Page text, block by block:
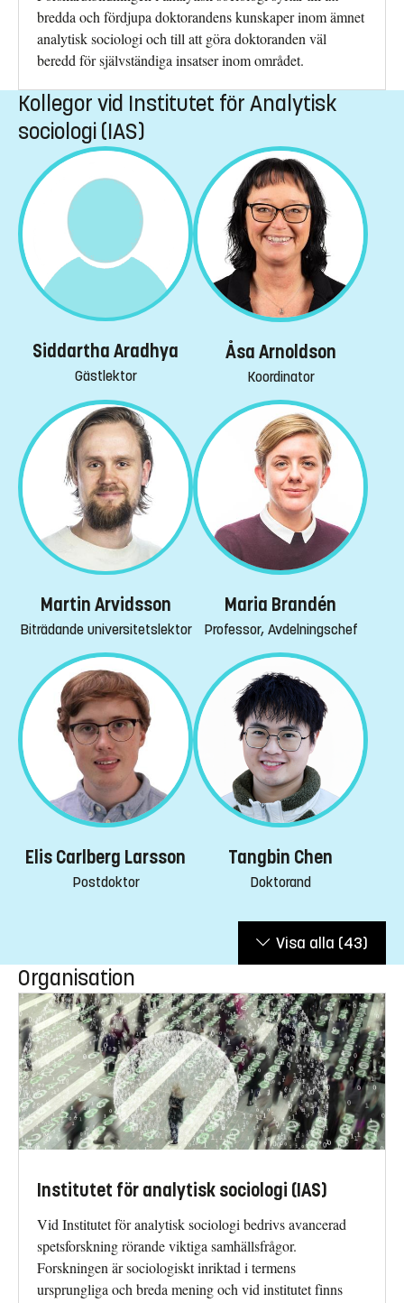
bredda och fördjupa doktorandens kunskaper inom ämnet
analytisk sociologi och till att göra doktoranden väl
beredd för självständiga insatser inom området.
Kollegor vid Institutet för Analytisk
sociologi (IAS)
Siddartha Aradhya
Gästlektor
Åsa Arnoldson
Koordinator
Martin Arvidsson
Biträdande universitetslektor
Maria Brandén
Professor, Avdelningschef
Elis Carlberg Larsson
Postdoktor
Tangbin Chen
Doktorand
Visa alla (43)
Organisation
Institutet för analytisk sociologi (IAS)
Vid Institutet för analytisk sociologi bedrivs avancerad
spetsforskning rörande viktiga samhällsfrågor.
Forskningen är sociologiskt inriktad i termens
ursprungliga och breda mening och vid institutet finns